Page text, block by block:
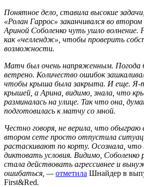
Понятное дело, ставила высокие
«Ролан Гаррос» заканчивался во
Ариной Соболенко чуть ушло волнение.
как «челлендж», чтобы проверить
возможности.
Матч был очень напряженным. Погода
ветрено. Количество ошибок
чтобы крыша была закрыта. И еще. Я-
крышей, а Арина, видимо, знала, что
разминалась на улице. Так что она,
подготовилась к матчу со мной.
Честно говоря, не верила, что обыграю
втором сете просто отпустила
растаскивают по корту. Осознала,
диктовать условия. Видимо, Соболенко
стала действовать агрессивнее и
ошибаться, —отметила Шнайдер в
First&Red.